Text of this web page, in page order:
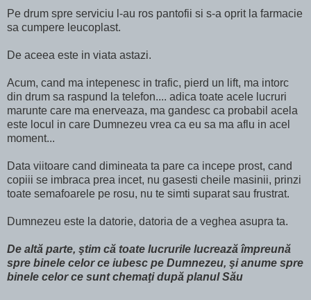
Pe drum spre serviciu l-au ros pantofii si s-a oprit la farmacie
sa cumpere leucoplast.
De aceea este in viata astazi.
Acum, cand ma intepenesc in trafic, pierd un lift, ma intorc
din drum sa raspund la telefon.... adica toate acele lucruri
marunte care ma enerveaza, ma gandesc ca probabil acela
este locul in care Dumnezeu vrea ca eu sa ma aflu in acel
moment...
Data viitoare cand dimineata ta pare ca incepe prost, cand
copiii se imbraca prea incet, nu gasesti cheile masinii, prinzi
toate semafoarele pe rosu, nu te simti suparat sau frustrat.
Dumnezeu este la datorie, datoria de a veghea asupra ta.
De altă parte, ştim că toate lucrurile lucrează împreună
spre binele celor ce iubesc pe Dumnezeu, şi anume spre
binele celor ce sunt chemaţi după planul Său